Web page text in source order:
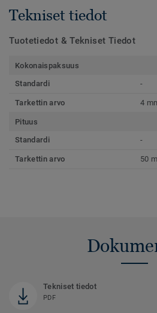
Tekniset tiedot
Tuotetiedot & Tekniset Tiedot
Kokonaispaksuus
Standardi
-
Tarkettin arvo 4
Pituus
Standardi
-
Tarkettin arvo 50 m
Tekniset tiedot
PDF